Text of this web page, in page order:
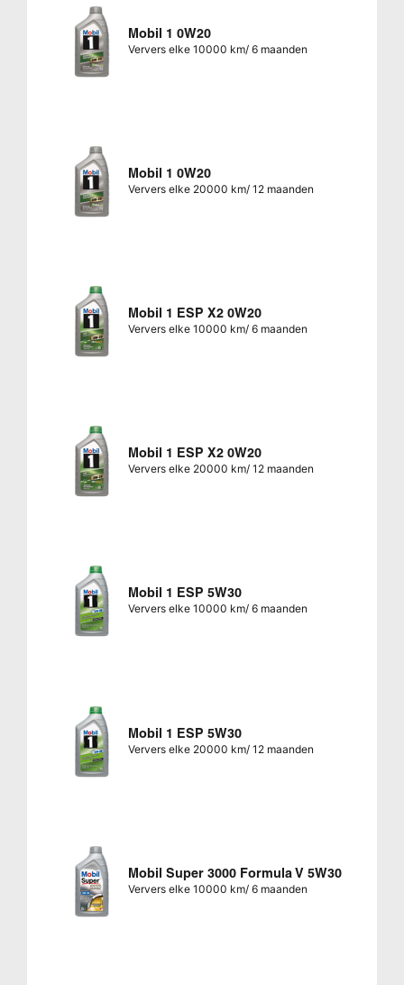
Mobil 1 0W20
Ververs elke 10000 km/ 6 maanden
Mobil 1 0W20
Ververs elke 20000 km/ 12 maanden
Mobil 1 ESP X2 0W20
Ververs elke 10000 km/ 6 maanden
Mobil 1 ESP X2 0W20
Ververs elke 20000 km/ 12 maanden
Mobil 1 ESP 5W30
Ververs elke 10000 km/ 6 maanden
Mobil 1 ESP 5W30
Ververs elke 20000 km/ 12 maanden
Mobil Super 3000 Formula V 5W30
Ververs elke 10000 km/ 6 maanden